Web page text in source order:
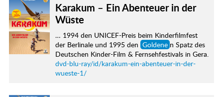
Karakum – Ein Abenteuer in der
Wüste
… 1994 den UNICEF-Preis beim Kinderfilmfest
der Berlinale und 1995 den Goldene n Spatz des
Deutschen Kinder-Film & Fernsehfestivals in Gera.
dvd-blu-ray/id/karakum-ein-abenteuer-in-der-
wueste-1/